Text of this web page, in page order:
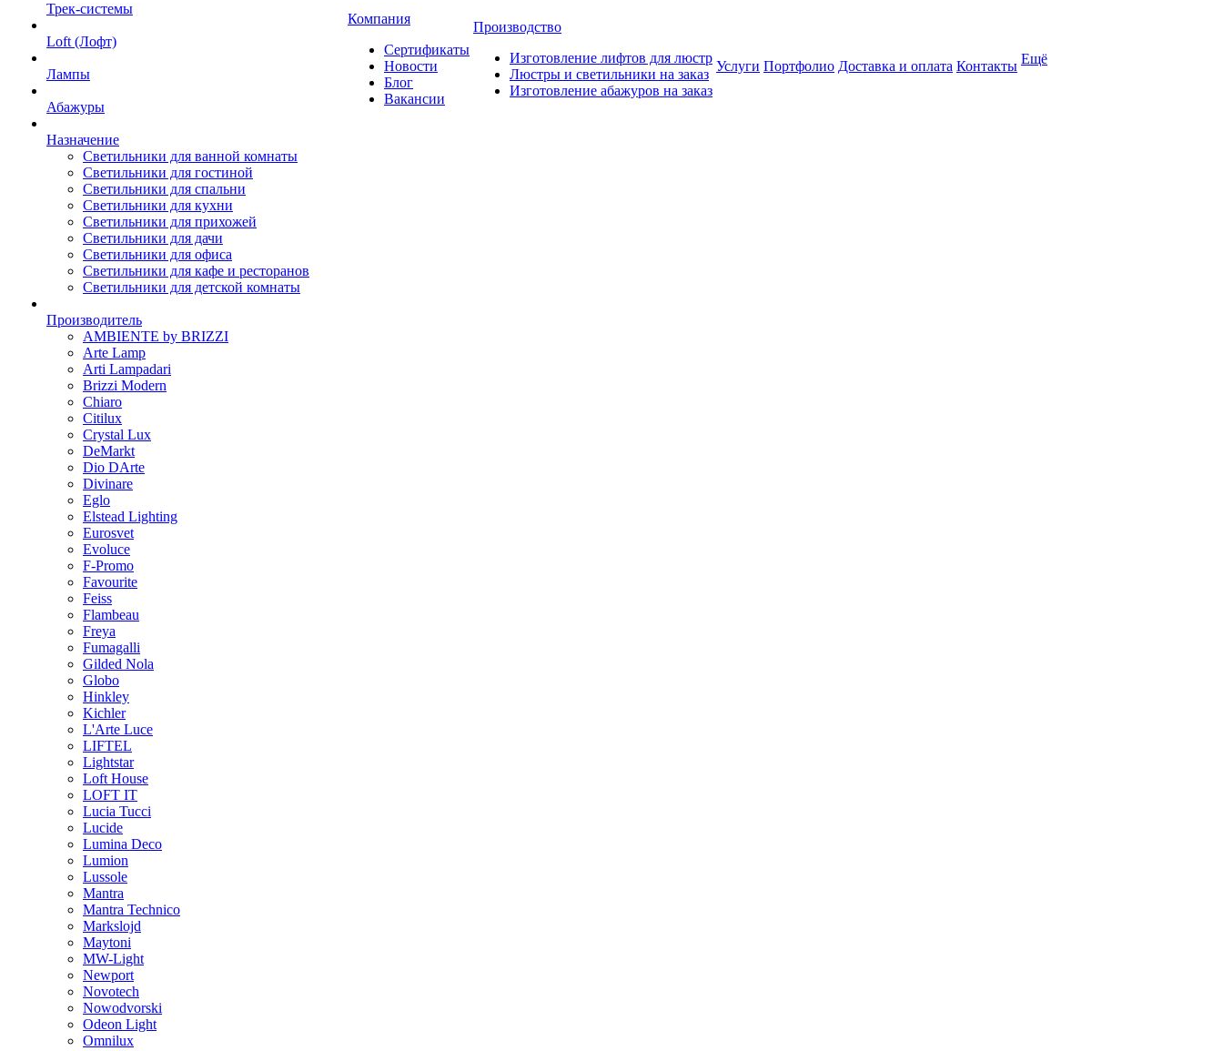
Трек-системы
Loft (Лофт)
Лампы
Абажуры
Назначение
Светильники для ванной комнаты
Светильники для гостиной
Светильники для спальни
Светильники для кухни
Светильники для прихожей
Светильники для дачи
Светильники для офиса
Светильники для кафе и ресторанов
Светильники для детской комнаты
Производитель
AMBIENTE by BRIZZI
Arte Lamp
Arti Lampadari
Brizzi Modern
Chiaro
Citilux
Crystal Lux
DeMarkt
Dio DArte
Divinare
Eglo
Elstead Lighting
Eurosvet
Evoluce
F-Promo
Favourite
Feiss
Flambeau
Freya
Fumagalli
Gilded Nola
Globo
Hinkley
Kichler
L'Arte Luce
LIFTEL
Lightstar
Loft House
LOFT IT
Lucia Tucci
Lucide
Lumina Deco
Lumion
Lussole
Mantra
Mantra Technico
Markslojd
Maytoni
MW-Light
Newport
Novotech
Nowodvorski
Odeon Light
Omnilux
Компания
Сертификаты
Новости
Блог
Вакансии
Производство
Изготовление лифтов для люстр
Люстры и светильники на заказ
Изготовление абажуров на заказ
Услуги Портфолио Доставка и оплата Контакты Ещё